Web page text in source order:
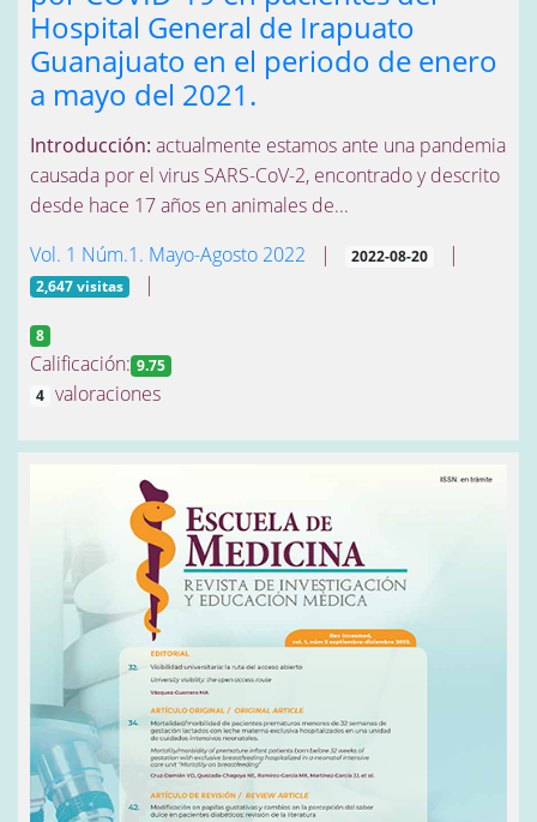
Hospital General de Irapuato
Guanajuato en el periodo de enero
a mayo del 2021.
Introducción: actualmente estamos ante una pandemia
causada por el virus SARS-CoV-2, encontrado y descrito
desde hace 17 años en animales de...
Vol. 1 Núm.1. Mayo-Agosto 2022 | 2022-08-20 |
2,647 visitas |
8
Calificación: 9.75
4 valoraciones